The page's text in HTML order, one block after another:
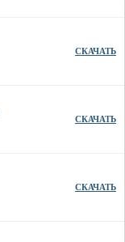
СКАЧАТЬ
СКАЧАТЬ
СКАЧАТЬ